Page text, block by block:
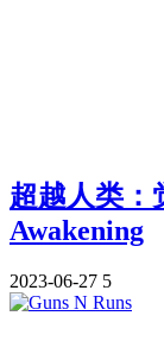
超越人类：
Awakening
2023-06-27 5